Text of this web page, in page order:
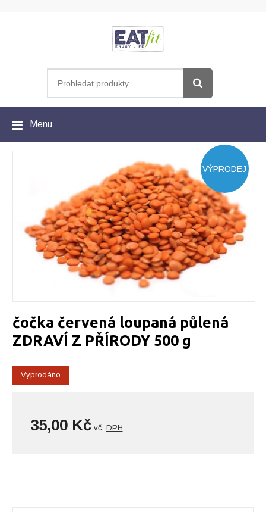
Menu
VÝPRODEJ
čočka červená loupaná půlená
ZDRAVÍ Z PŘÍRODY 500 g
Vyprodáno
35,00 Kčvč. DPH